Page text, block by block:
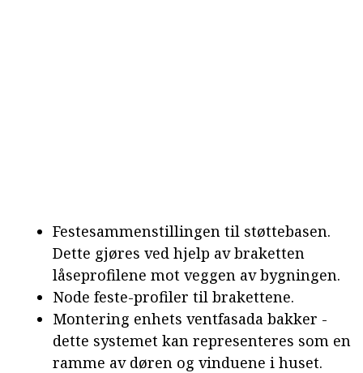
Festesammenstillingen til støttebasen.
Dette gjøres ved hjelp av braketten
låseprofilene mot veggen av bygningen.
Node feste-profiler til brakettene.
Montering enhets ventfasada bakker -
dette systemet kan representeres som en
ramme av døren og vinduene i huset.